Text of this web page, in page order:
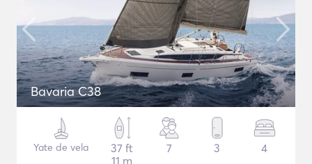
Bavaria C38
Yate de vela
37 ft
11 m
7 3 4